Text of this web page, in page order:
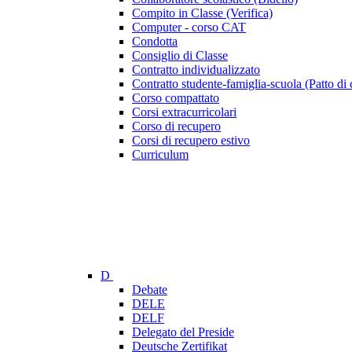
Compito in Classe (Verifica)
Computer - corso CAT
Condotta
Consiglio di Classe
Contratto individualizzato
Contratto studente-famiglia-scuola (Patto di
Corso compattato
Corsi extracurricolari
Corso di recupero
Corsi di recupero estivo
Curriculum
D
Debate
DELE
DELF
Delegato del Preside
Deutsche Zertifikat